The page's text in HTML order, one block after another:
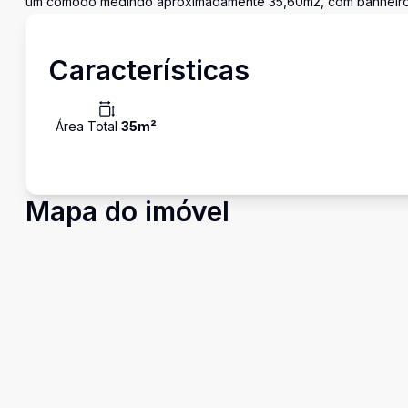
Características
Área Total 35m²
Mapa do imóvel